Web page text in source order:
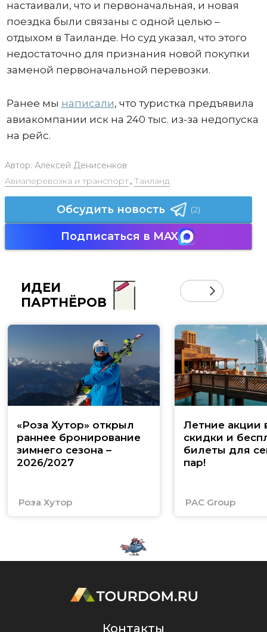
настаивали, что и первоначальная, и новая
поездка были связаны с одной целью –
отдыхом в Таиланде. Но суд указал, что этого
недостаточно для признания новой покупки
заменой первоначальной перевозки.
Ранее мы написали, что туристка предъявила
авиакомпании иск на 240 тыс. из-за недопуска
на рейс.
Автор: Алексей Денисенков
Авиаперевозка и транспорт, Таиланд
Обсудить новость (2)
Подписаться в MAX
ИДЕИ
ПАРТНЁРОВ
«Роза Хутор» открыл
раннее бронирование
зимнего сезона –
2026/2027
Роза Хутор
Летние акции
скидки и
билеты для
пар!
PAC Group
Контакты